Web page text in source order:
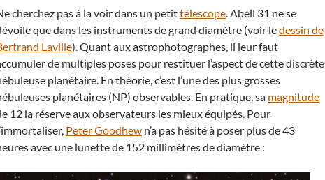
cherchez pas à la voir dans un petittélescope. Abell 31 ne se
que dans les instruments de grand diamètre (voir ledessin de
Laville). Quant aux astrophotographes, il leur faut
de multiples poses pour restituer l’aspect de cette discrète
planétaire. En théorie, c’est l’une des plus grosses
planétaires (NP) observables. En pratique, sa magnitude
12 la réserve aux observateurs les mieux équipés. Pour
Peter Goodhew n’a pas hésité à poser plus de 43
avec une lunette de 152 millimètres de diamètre :